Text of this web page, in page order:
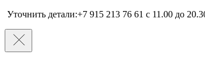
Уточнить детали:+7 915 213 76 61 c 11.00 до